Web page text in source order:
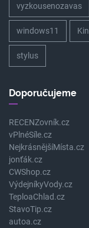
vyzkousenozavas
windows11
stylus
Doporučujeme
RECENZovník.cz
vPlnéSíle.cz
NejkrásnějšíMísta.cz
jonťák.cz
CWShop.cz
VýdejníkyVody.cz
TeploaChlad.cz
StavoTip.cz
autoa.cz